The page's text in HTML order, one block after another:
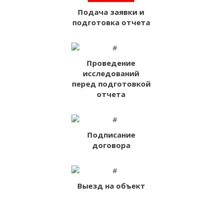
Подача заявки и
подготовка отчета
Проведение
исследований
перед подготовкой
отчета
Подписание
договора
Выезд на объект